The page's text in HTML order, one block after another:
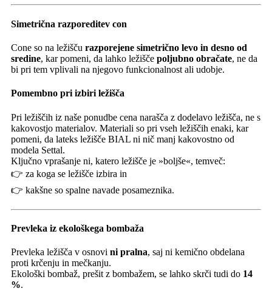
Simetrična razporeditev con
Cone so na ležišču razporejene simetrično levo in desno od
sredine, kar pomeni, da lahko ležišče poljubno obračate, ne da
bi pri tem vplivali na njegovo funkcionalnost ali udobje.
Pomembno pri izbiri ležišča
Pri ležiščih iz naše ponudbe cena narašča z dodelavo ležišča, ne s
kakovostjo materialov. Materiali so pri vseh ležiščih enaki, kar
pomeni, da lateks ležišče BIAL ni nič manj kakovostno od
modela Settal.
Ključno vprašanje ni, katero ležišče je »boljše«, temveč:
👉 za koga se ležišče izbira in
👉 kakšne so spalne navade posameznika.
Prevleka iz ekološkega bombaža
Prevleka ležišča v osnovi ni pralna, saj ni kemično obdelana
proti krčenju in mečkanju.
Ekološki bombaž, prešit z bombažem, se lahko skrči tudi do 14
%.